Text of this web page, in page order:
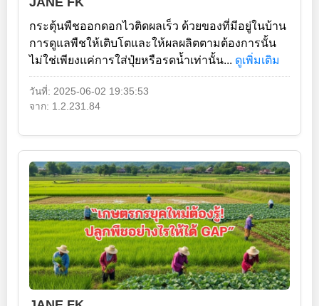
กระตุ้นพืชออกดอกไวติดผลเร็ว ด้วยของที่มีอยู่ในบ้าน
การดูแลพืชให้เติบโตและให้ผลผลิตตามต้องการนั้น
ไม่ใช่เพียงแค่การใส่ปุ๋ยหรือรดน้ำเท่านั้น... ดูเพิ่มเติม
วันที่: 2025-06-02 19:35:53
จาก: 1.2.231.84